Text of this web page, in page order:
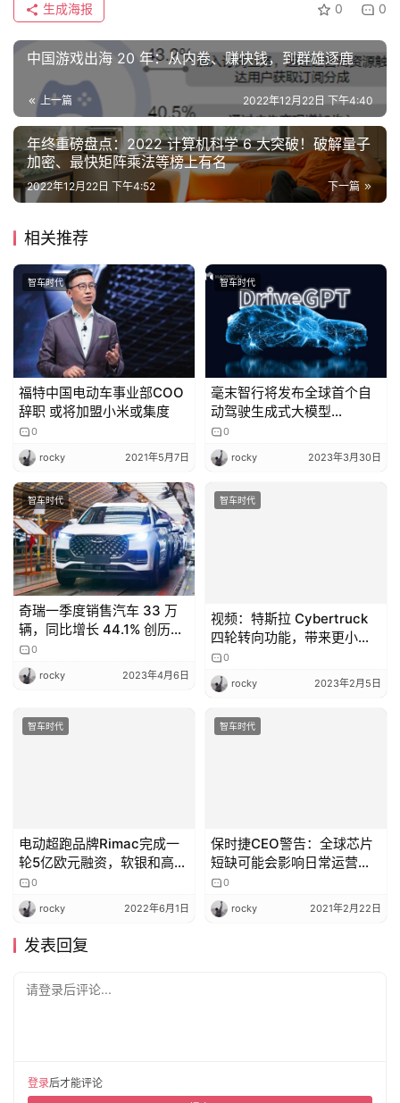
0 0
生成海报
中国游戏出海 20 年：从内卷、赚快钱，到群雄逐鹿
上一篇 2022年12月22日 下午4:40
年终重磅盘点：2022 计算机科学 6 大突破！破解量子
加密、最快矩阵乘法等榜上有名
下一篇
2022年12月22日 下午4:52
相关推荐
智车时代
福特中国电动车事业部COO
辞职 或将加盟小米或集度
0
rocky 2021年5月7日
智车时代
毫末智行将发布全球首个自
动驾驶生成式大模型
DriveGPT
0
rocky 2023年3月30日
智车时代
奇瑞一季度销售汽车 33 万
辆，同比增长 44.1% 创历史
新高
0
rocky 2023年4月6日
智车时代
视频：特斯拉 Cybertruck
四轮转向功能，带来更小转
弯半径
0
rocky 2023年2月5日
智车时代
电动超跑品牌Rimac完成一
轮5亿欧元融资，软银和高盛
领投
0
rocky 2022年6月1日
智车时代
保时捷CEO警告：全球芯片
短缺可能会影响日常运营数
月0
rocky 2021年2月22日
发表回复
请登录后评论...
登录后才能评论